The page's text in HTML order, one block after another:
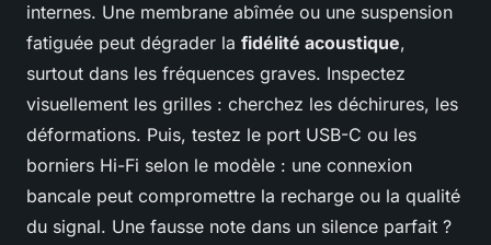
internes. Une membrane abîmée ou une suspension
fatiguée peut dégrader la fidélité acoustique,
surtout dans les fréquences graves. Inspectez
visuellement les grilles : cherchez les déchirures, les
déformations. Puis, testez le port USB-C ou les
borniers Hi-Fi selon le modèle : une connexion
bancale peut compromettre la recharge ou la qualité
du signal. Une fausse note dans un silence parfait ?